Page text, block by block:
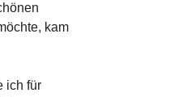
kam
ich für